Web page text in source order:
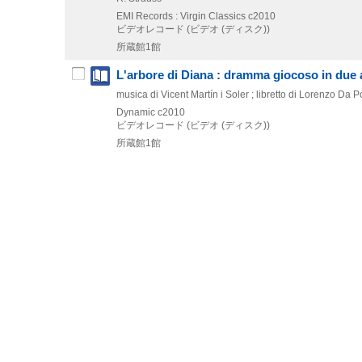
EMI Records : Virgin Classics c2010
ビデオレコード (ビデオ (ディスク))
所蔵館1館
L'arbore di Diana : dramma giocoso in due
musica di Vicent Martín i Soler ; libretto di Lorenzo Da
Dynamic c2010
ビデオレコード (ビデオ (ディスク))
所蔵館1館